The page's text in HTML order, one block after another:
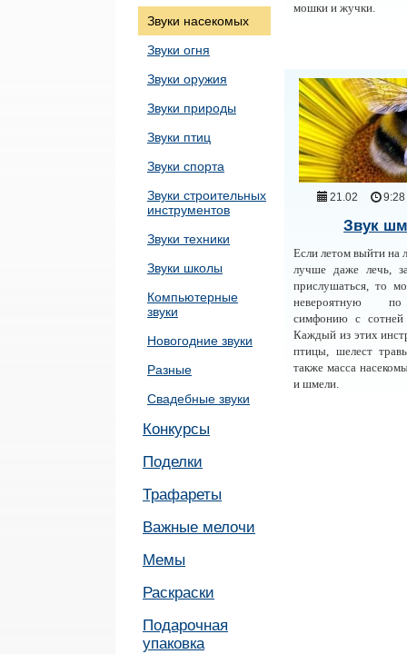
Звуки насекомых
Звуки огня
Звуки оружия
Звуки природы
Звуки птиц
Звуки спорта
Звуки строительных
инструментов
Звуки техники
Звуки школы
Компьютерные
звуки
Новогодние звуки
Разные
Свадебные звуки
Конкурсы
Поделки
Трафареты
Важные мелочи
Мемы
Раскраски
Подарочная
упаковка
мошки и жучки.
21.02 9:28
Звук
Если летом выйти на
лучше даже лечь,
прислушаться, то
невероятную
симфонию с сотней
Каждый из этих
птицы, шелест
также масса
и шмели.